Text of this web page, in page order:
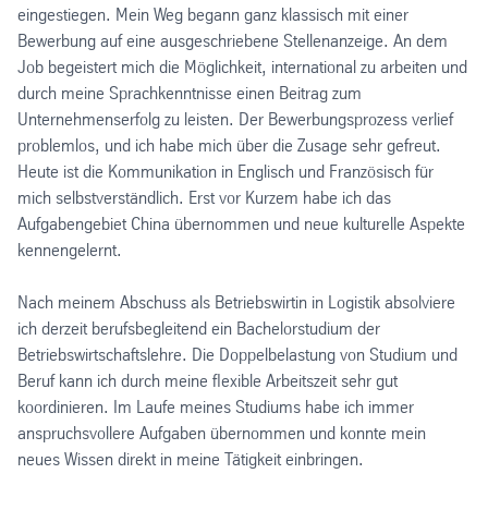
eingestiegen. Mein Weg begann ganz klassisch mit einer
Bewerbung auf eine ausgeschriebene Stellenanzeige. An dem
Job begeistert mich die Möglichkeit, international zu arbeiten und
durch meine Sprachkenntnisse einen Beitrag zum
Unternehmenserfolg zu leisten. Der Bewerbungsprozess verlief
problemlos, und ich habe mich über die Zusage sehr gefreut.
Heute ist die Kommunikation in Englisch und Französisch für
mich selbstverständlich. Erst vor Kurzem habe ich das
Aufgabengebiet China übernommen und neue kulturelle Aspekte
kennengelernt.
Nach meinem Abschuss als Betriebswirtin in Logistik absolviere
ich derzeit berufsbegleitend ein Bachelorstudium der
Betriebswirtschaftslehre. Die Doppelbelastung von Studium und
Beruf kann ich durch meine flexible Arbeitszeit sehr gut
koordinieren. Im Laufe meines Studiums habe ich immer
anspruchsvollere Aufgaben übernommen und konnte mein
neues Wissen direkt in meine Tätigkeit einbringen.